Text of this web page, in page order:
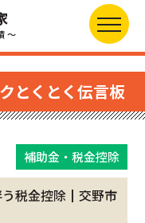
～
とくとく伝言板
補助金・税金控除
う税金控除┃交野市